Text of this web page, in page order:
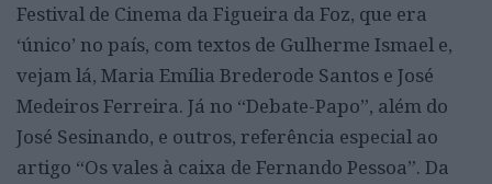
Festival de Cinema da Figueira da Foz, que era
‘único’ no país, com textos de Gulherme Ismael e,
vejam lá, Maria Emília Brederode Santos e José
Medeiros Ferreira. Já no “Debate-Papo”, além do
José Sesinando, e outros, referência especial ao
artigo “Os vales à caixa de Fernando Pessoa”. Da